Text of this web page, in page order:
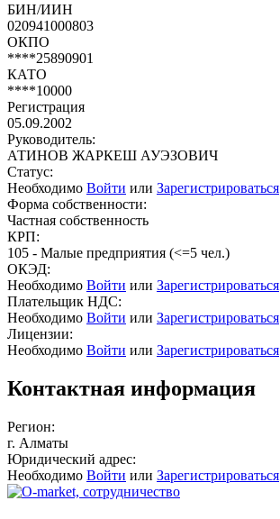
БИН/ИИН
020941000803
ОКПО
****25890901
КАТО
****10000
Регистрация
05.09.2002
Руководитель:
АТИНОВ ЖАРКЕШ АУЭЗОВИЧ
Статус:
Необходимо Войти или Зарегистрироваться
Форма собственности:
Частная собственность
КРП:
105 - Малые предприятия (<=5 чел.)
ОКЭД:
Необходимо Войти или Зарегистрироваться
Плательщик НДС:
Необходимо Войти или Зарегистрироваться
Лицензии:
Необходимо Войти или Зарегистрироваться
Контактная информация
Регион:
г. Алматы
Юридический адрес:
Необходимо Войти или Зарегистрироваться